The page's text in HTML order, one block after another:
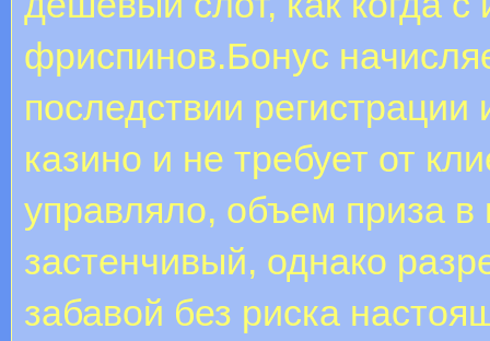
фриспинов.Бонус
последствии
казино и не требует от
управляло, объем приза
застенчивый, однако
забавой без риска